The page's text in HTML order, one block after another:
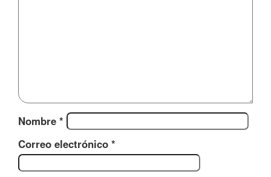
Nombre *
Correo electrónico *